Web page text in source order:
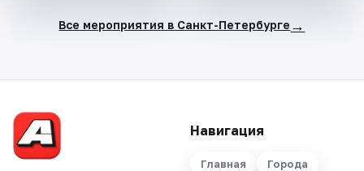
Все мероприятия в Санкт-Петербурге →
Навигация
Главная
Города